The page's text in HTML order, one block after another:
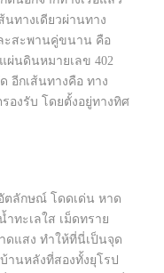
นทางเดียวผ่านทาง
ะสะพานคู่ขนาน คือ
ผ่นดินหมายเลข 402
อีกเส้นทางคือ ทาง
องรับ โดยตั้งอยู่ทางทิศ
ตลักษณ์ โดดเด่น หาด
ทะเลใส เม็ดทราย
ดแสง ทำให้ที่นี่เป็นจุด
านหลังที่สองทั้งยุโรป